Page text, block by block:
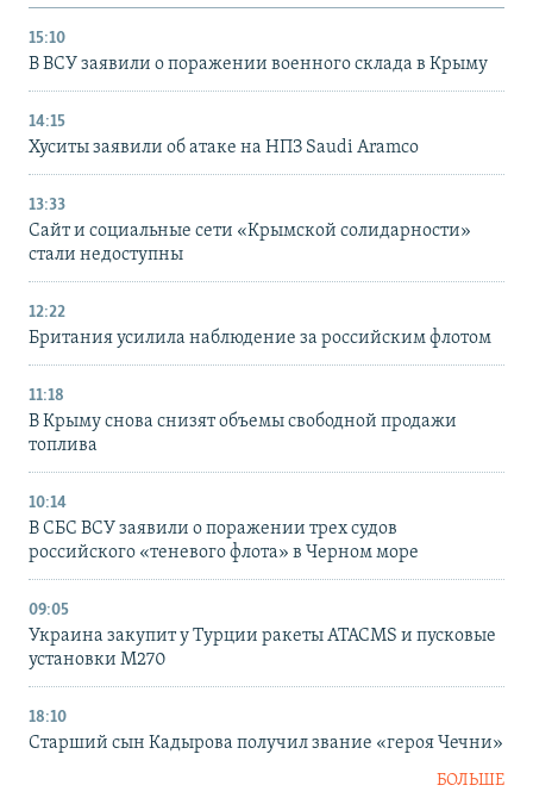
15:10
В ВСУ заявили о поражении военного склада в Крыму
14:15
Хуситы заявили об атаке на НПЗ Saudi Aramco
13:33
Сайт и социальные сети «Крымской солидарности»
стали недоступны
12:22
Британия усилила наблюдение за российским флотом
11:18
В Крыму снова снизят объемы свободной продажи
топлива
10:14
В СБС ВСУ заявили о поражении трех судов
российского «теневого флота» в Черном море
09:05
Украина закупит у Турции ракеты ATACMS и пусковые
установки M270
18:10
Старший сын Кадырова получил звание «героя Чечни»
БОЛЬШЕ